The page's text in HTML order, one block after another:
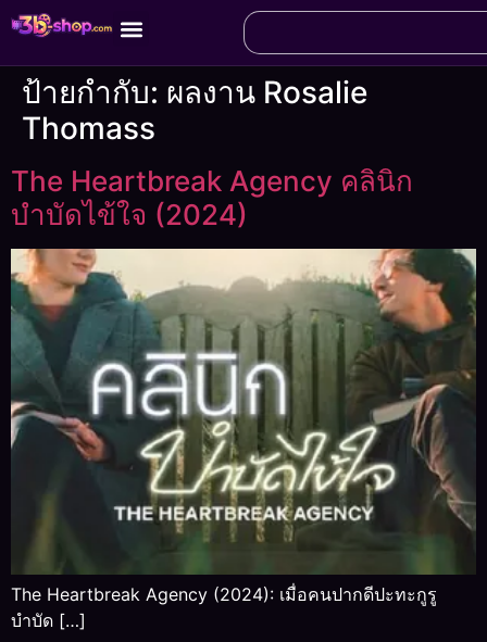
ป้ายกำกับ: ผลงาน Rosalie
Thomass
The Heartbreak Agency คลินิก
บำบัดไข้ใจ (2024)
The Heartbreak Agency (2024): เมื่อคนปากดีปะทะกูรู
บำบัด […]